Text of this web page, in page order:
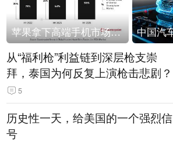
苹果拿下高端手机市场65%的份额：iPhone 17系列功不可没
从“福利枪”利益链到深层枪支崇
拜，泰国为何反复上演枪击悲剧？
5
历史性一天，给美国的一个强烈信
号